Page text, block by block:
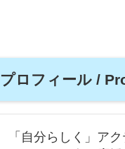
プロフィール /
「自分らしく」ア